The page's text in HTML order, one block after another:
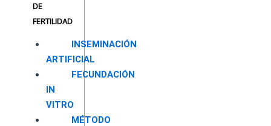
DE
FERTILIDAD
INSEMINACIÓN
ARTIFICIAL
FECUNDACIÓN
IN
VITRO
MÉTODO